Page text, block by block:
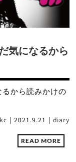
気になるから
るから読みかけの
| 2021.9.21 | diary
READ MORE